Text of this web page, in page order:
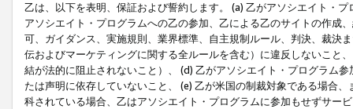
乙は、以下を表明、保証および誓約します。 (a) 乙がアソシエイト・
アソシエイト・プログラムへの乙の参加、乙による乙のサイトの作成
可、ガイダンス、実施規則、業界標準、自主規制ルール、判決、裁決
伝およびマーケティングに関する全ルールを含む）に違反しないこと
結が法的に阻止されないこと）、 (d) 乙がアソシエイト・プログラム
たは声明に依存していないこと、 (e) 乙が米国の制裁対象である場合
科されている場合、乙はアソシエイト・プログラムに参加もせずサー